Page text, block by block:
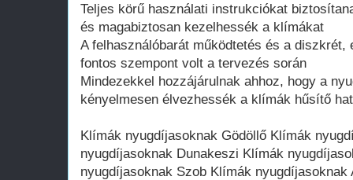
Teljes körű használati instrukciókat
és magabiztosan kezelhessék a klímákat
A felhasználóbarát működtetés és a diszkrét,
fontos szempont volt a tervezés során
Mindezekkel hozzájárulnak ahhoz, hogy a
kényelmesen élvezhessék a klímák hűsítő
Klímák nyugdíjasoknak Gödöllő Klímák
nyugdíjasoknak Dunakeszi Klímák
nyugdíjasoknak Szob Klímák